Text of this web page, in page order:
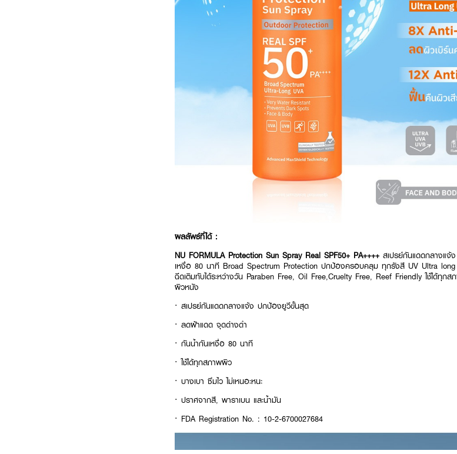
ผลลัพธ์ที่ได้ :
NU FORMULA Protection Sun Spray Real SPF50+ PA++++ สเปรย์กันแดดกลางแ
เหงื่อ 80 นาที Broad Spectrum Protection ปกป้องครอบคลุม ทุกรังสี UV Ultra long
ฉีดเติมทับได้ระหว่างวัน Paraben Free, Oil Free,Cruelty Free, Reef Friendly ใช้ได้ทุก
ผิวหนัง
· สเปรย์กันแดดกลางแจ้ง ปกป้องยูวีขั้นสุด
· ลดฝ้าแดด จุดด่างดำ
· กันน้ำกันเหงื่อ 80 นาที
· ใช้ได้ทุกสภาพผิว
· บางเบา ซึมไว ไม่เหนอะหนะ
· ปราศจากสี, พาราเบน และน้ำมัน
· FDA Registration No. : 10-2-6700027684